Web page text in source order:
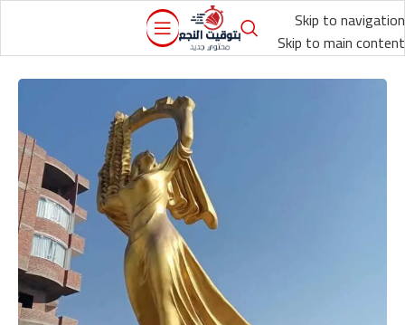
Skip to navigation
Skip to main content